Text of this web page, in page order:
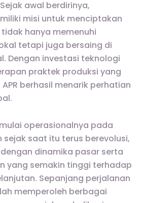
awal berdirinya,
misi untuk menciptakan
hanya memenuhi
tetapi juga bersaing di
Dengan investasi teknologi
praktek produksi yang
berhasil menarik perhatian
operasionalnya pada
saat itu terus berevolusi,
dinamika pasar serta
yang semakin tinggi terhadap
Sepanjang perjalanan
memperoleh berbagai